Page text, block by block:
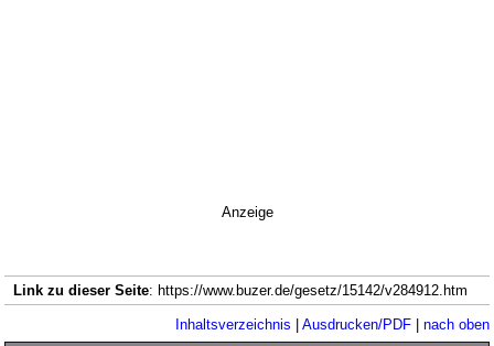
Anzeige
Link zu dieser Seite: https://www.buzer.de/gesetz/15142/v284912.htm
Inhaltsverzeichnis | Ausdrucken/PDF| nach oben